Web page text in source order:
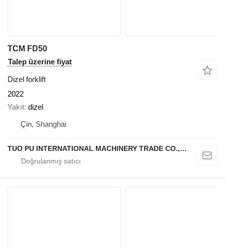
TCM FD50
Talep üzerine fiyat
Dizel forklift
2022
Yakıt dizel
Çin, Shanghai
TUO PU INTERNATIONAL MACHINERY TRADE CO., LTD